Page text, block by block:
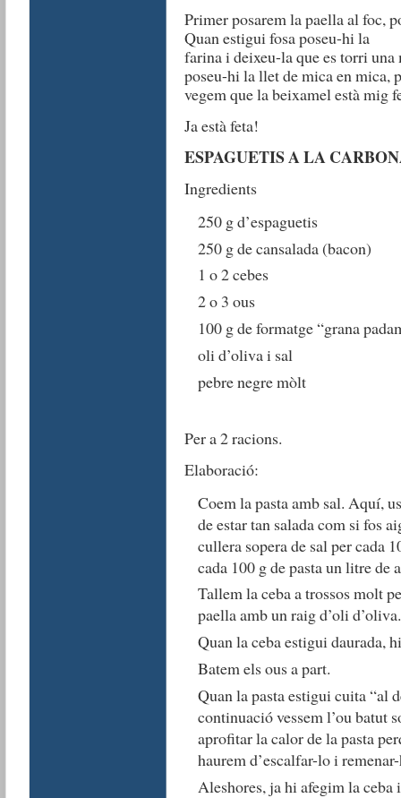
Primer posarem la paella al foc,
Quan estigui fosa poseu-hi la
farina i deixeu-la que es torri
poseu-hi la llet de mica en mica,
vegem que la beixamel està mig
Ja està feta!
ESPAGUETIS A LA
Ingredients
250 g d’espaguetis
250 g de cansalada (bacon)
1 o 2 cebes
2 o 3 ous
100 g de formatge “grana
oli d’oliva i sal
pebre negre mòlt
Per a 2 racions.
Elaboració:
Coem la pasta amb sal. Aquí,
de estar tan salada com si fos
cullera sopera de sal per cada
cada 100 g de pasta un litre de
Tallem la ceba a trossos molt
paella amb un raig d’oli d’oliva.
Quan la ceba estigui daurada,
Batem els ous a part.
Quan la pasta estigui cuita “al
continuació vessem l’ou batut
aprofitar la calor de la pasta
haurem d’escalfar-lo i
Aleshores, ja hi afegim la ceba